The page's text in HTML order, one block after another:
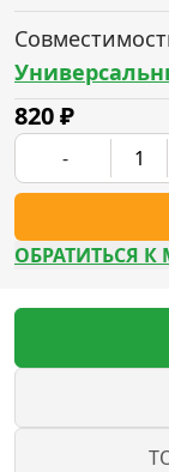
820₽
-
ОБРАТИТЬСЯ